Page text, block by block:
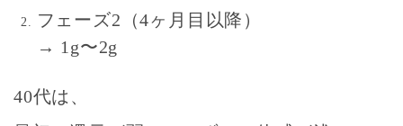
フェーズ2（4ヶ月目以降）
→ 1g〜2g
40代は、